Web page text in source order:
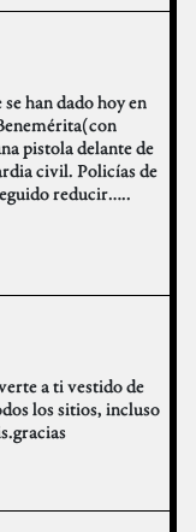
han dado hoy en
pistola delante de
civil. Policías de
reducir…..
a ti vestido de
los sitios, incluso